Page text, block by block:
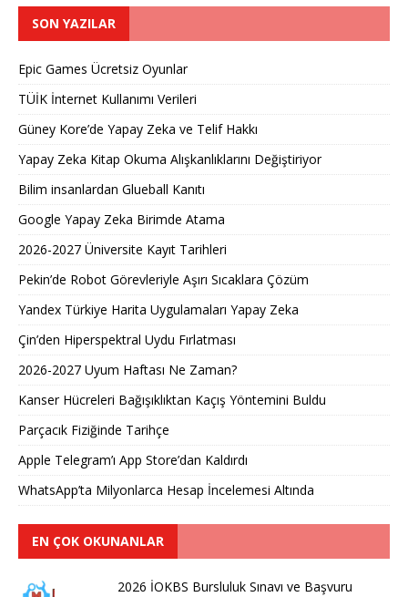
SON YAZILAR
Epic Games Ücretsiz Oyunlar
TÜİK İnternet Kullanımı Verileri
Güney Kore’de Yapay Zeka ve Telif Hakkı
Yapay Zeka Kitap Okuma Alışkanlıklarını Değiştiriyor
Bilim insanlardan Glueball Kanıtı
Google Yapay Zeka Birimde Atama
2026-2027 Üniversite Kayıt Tarihleri ​​
Pekin’de Robot Görevleriyle Aşırı Sıcaklara Çözüm
Yandex Türkiye Harita Uygulamaları Yapay Zeka
Çin’den Hiperspektral Uydu Fırlatması
2026-2027 Uyum Haftası Ne Zaman?
Kanser Hücreleri Bağışıklıktan Kaçış Yöntemini Buldu
Parçacık Fiziğinde Tarihçe
Apple Telegram’ı App Store’dan Kaldırdı
WhatsApp’ta Milyonlarca Hesap İncelemesi Altında
EN ÇOK OKUNANLAR
2026 İOKBS Bursluluk Sınavı ve Başvuru